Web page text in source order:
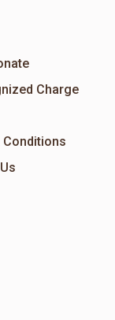
Charge
Conditions